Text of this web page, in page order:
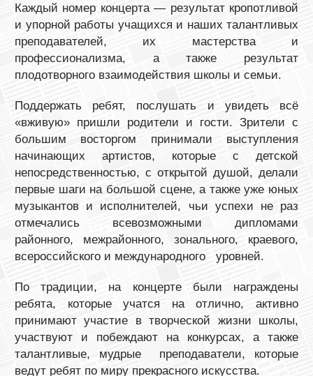
Каждый номер концерта — результат кропотливой
и упорной работы учащихся и наших талантливых
преподавателей, их мастерства и
профессионализма, а также результат
плодотворного взаимодействия школы и семьи.
Поддержать ребят, послушать и увидеть всё
«вживую» пришли родители и гости. Зрители с
большим восторгом принимали выступления
начинающих артистов, которые с детской
непосредственностью, с открытой душой, делали
первые шаги на большой сцене, а также уже юных
музыкантов и исполнителей, чьи успехи не раз
отмечались всевозможными дипломами
районного, межрайонного, зонального, краевого,
всероссийского и международного уровней.
По традиции, на концерте были награждены
ребята, которые учатся на отлично, активно
принимают участие в творческой жизни школы,
участвуют и побеждают на конкурсах, а также
талантливые, мудрые преподаватели, которые
ведут ребят по миру прекрасного искусства.